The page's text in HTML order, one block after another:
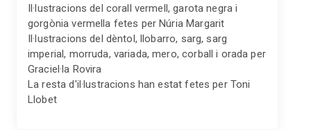
Il·lustracions del corall vermell, garota negra i
gorgònia vermella fetes per Núria Margarit
Il·lustracions del dèntol, llobarro, sarg, sarg
imperial, morruda, variada, mero, corball i orada per
Graciel·la Rovira
La resta d'il·lustracions han estat fetes per Toni
Llobet